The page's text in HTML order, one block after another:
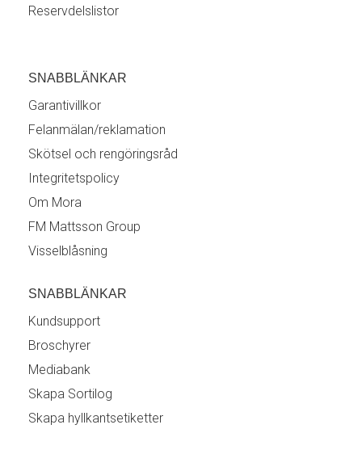
Reservdelslistor
SNABBLÄNKAR
Garantivillkor
Felanmälan/reklamation
Skötsel och rengöringsråd
Integritetspolicy
Om Mora
FM Mattsson Group
Visselblåsning
SNABBLÄNKAR
Kundsupport
Broschyrer
Mediabank
Skapa Sortilog
Skapa hyllkantsetiketter